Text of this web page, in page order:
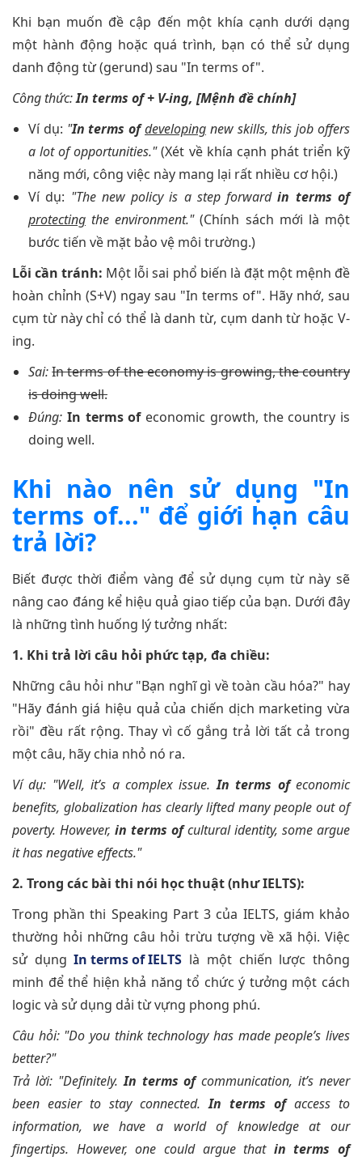
Khi bạn muốn đề cập đến một khía cạnh dưới dạng
một hành động hoặc quá trình, bạn có thể sử dụng
danh động từ (gerund) sau "In terms of".
Công thức:In terms of + V-ing, [Mệnh đề chính]
Ví dụ: "In terms of developing new skills, this job offers
a lot of opportunities."(Xét về khía cạnh phát triển kỹ
năng mới, công việc này mang lại rất nhiều cơ hội.)
Ví dụ: "The new policy is a step forwardin terms of
protecting the environment."(Chính sách mới là một
bước tiến về mặt bảo vệ môi trường.)
Lỗi cần tránh: Một lỗi sai phổ biến là đặt một mệnh đề
hoàn chỉnh (S+V) ngay sau "In terms of". Hãy nhớ, sau
cụm từ này chỉ có thể là danh từ, cụm danh từ hoặc V-
ing.
Sai:In terms of the economy is growing, the country
is doing well.
Đúng: In terms ofeconomic growth, the country is
doing well.
Khi nào nên sử dụng "In
terms of..." để giới hạn câu
trả lời?
Biết được thời điểm vàng để sử dụng cụm từ này sẽ
nâng cao đáng kể hiệu quả giao tiếp của bạn. Dưới đây
là những tình huống lý tưởng nhất:
1. Khi trả lời câu hỏi phức tạp, đa chiều:
Những câu hỏi như "Bạn nghĩ gì về toàn cầu hóa?" hay
"Hãy đánh giá hiệu quả của chiến dịch marketing vừa
rồi" đều rất rộng. Thay vì cố gắng trả lời tất cả trong
một câu, hãy chia nhỏ nó ra.
Ví dụ: "Well, it’s a complex issue.In terms ofeconomic
benefits, globalization has clearly lifted many people out of
poverty. However, in terms ofcultural identity, some argue
it has negative effects."
2. Trong các bài thi nói học thuật (như IELTS):
Trong phần thi Speaking Part 3 của IELTS, giám khảo
thường hỏi những câu hỏi trừu tượng về xã hội. Việc
sử dụngIn terms of IELTS là một chiến lược thông
minh để thể hiện khả năng tổ chức ý tưởng một cách
logic và sử dụng dải từ vựng phong phú.
Câu hỏi: "Do you think technology has made people’s lives
better?"
Trả lời: "Definitely.In terms ofcommunication, it’s never
been easier to stay connected.In terms ofaccess to
information, we have a world of knowledge at our
fingertips. However, one could argue that in terms of